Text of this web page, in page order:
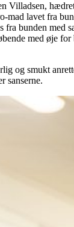
Villadsen,
mad lavet fra
bunden med
med øje for
og smukt
sanserne.